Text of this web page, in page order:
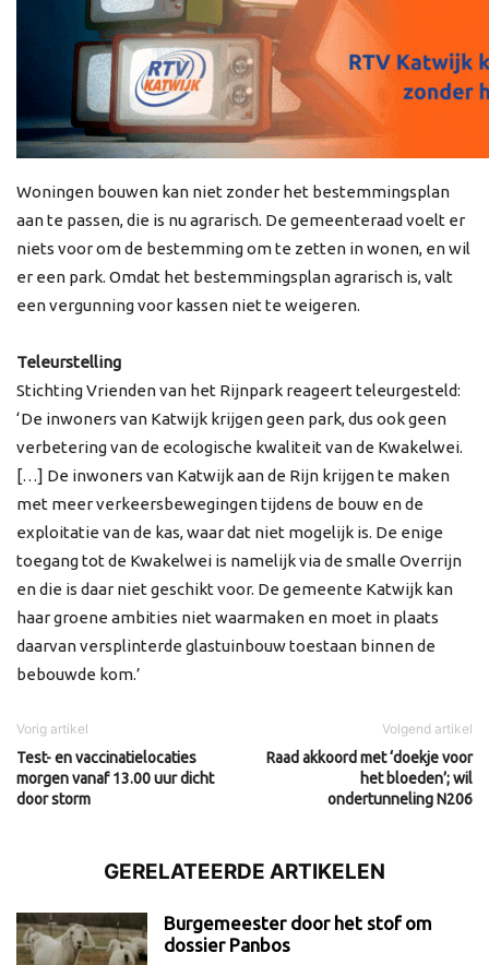
Woningen bouwen kan niet zonder het bestemmingsplan
aan te passen, die is nu agrarisch. De gemeenteraad voelt er
niets voor om de bestemming om te zetten in wonen, en wil
er een park. Omdat het bestemmingsplan agrarisch is, valt
een vergunning voor kassen niet te weigeren.
Teleurstelling
Stichting Vrienden van het Rijnpark reageert teleurgesteld:
‘De inwoners van Katwijk krijgen geen park, dus ook geen
verbetering van de ecologische kwaliteit van de Kwakelwei.
[…] De inwoners van Katwijk aan de Rijn krijgen te maken
met meer verkeersbewegingen tijdens de bouw en de
exploitatie van de kas, waar dat niet mogelijk is. De enige
toegang tot de Kwakelwei is namelijk via de smalle Overrijn
en die is daar niet geschikt voor. De gemeente Katwijk kan
haar groene ambities niet waarmaken en moet in plaats
daarvan versplinterde glastuinbouw toestaan binnen de
bebouwde kom.’
Vorig artikel
Test- en vaccinatielocaties
morgen vanaf 13.00 uur dicht
door storm
Volgend artikel
Raad akkoord met ‘doekje voor
het bloeden’; wil
ondertunneling N206
GERELATEERDE ARTIKELEN
Burgemeester door het stof om
dossier Panbos